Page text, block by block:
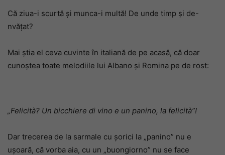
Că ziua-i scurtă și munca-i multă! De unde timp și de-
nvățat?
Mai știa el ceva cuvinte în italiană de pe acasă, că doar
cunoștea toate melodiile lui Albano și Romina pe de rost:
„Felicità? Un bicchiere di vino e un panino, la felicità”!
Dar trecerea de la sarmale cu șorici la „panino” nu e
ușoară, că vorba aia, cu un „buongiorno” nu se face